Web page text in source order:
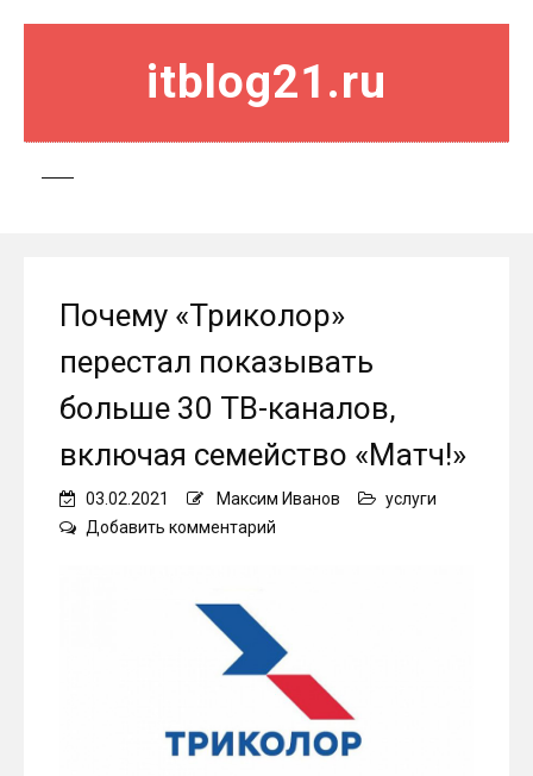
itblog21.ru
Почему «Триколор»
перестал показывать
больше 30 ТВ-каналов,
включая семейство «Матч!»
03.02.2021 Максим Иванов
услуги
Добавить комментарий
больше
30
ТВ-
каналов,
включая